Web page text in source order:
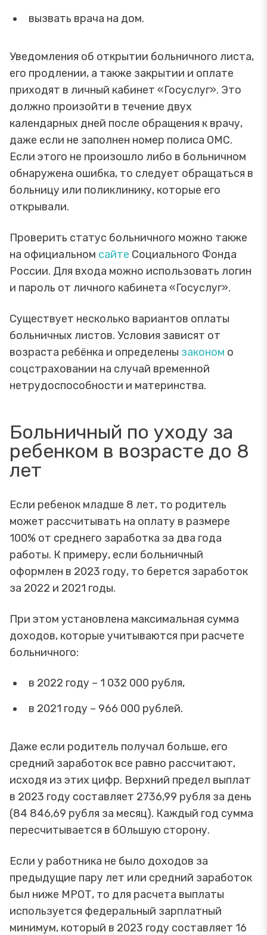
вызвать врача на дом.
Уведомления об открытии больничного листа,
его продлении, а также закрытии и оплате
приходят в личный кабинет «Госуслуг». Это
должно произойти в течение двух
календарных дней после обращения к врачу,
даже если не заполнен номер полиса ОМС.
Если этого не произошло либо в больничном
обнаружена ошибка, то следует обращаться в
больницу или поликлинику, которые его
открывали.
Проверить статус больничного можно также
на официальном сайте Социального Фонда
России. Для входа можно использовать логин
и пароль от личного кабинета «Госуслуг».
Существует несколько вариантов оплаты
больничных листов. Условия зависят от
возраста ребёнка и определены законом о
соцстраховании на случай временной
нетрудоспособности и материнства.
Больничный по уходу за
ребенком в возрасте до 8
лет
Если ребенок младше 8 лет, то родитель
может рассчитывать на оплату в размере
100% от среднего заработка за два года
работы. К примеру, если больничный
оформлен в 2023 году, то берется заработок
за 2022 и 2021 годы.
При этом установлена максимальная сумма
доходов, которые учитываются при расчете
больничного:
в 2022 году – 1 032 000 рубля,
в 2021 году – 966 000 рублей.
Даже если родитель получал больше, его
средний заработок все равно рассчитают,
исходя из этих цифр. Верхний предел выплат
в 2023 году составляет 2736,99 рубля за день
(84 846,69 рубля за месяц). Каждый год сумма
пересчитывается в бОльшую сторону.
Если у работника не было доходов за
предыдущие пару лет или средний заработок
был ниже МРОТ, то для расчета выплаты
используется федеральный зарплатный
минимум, который в 2023 году составляет 16